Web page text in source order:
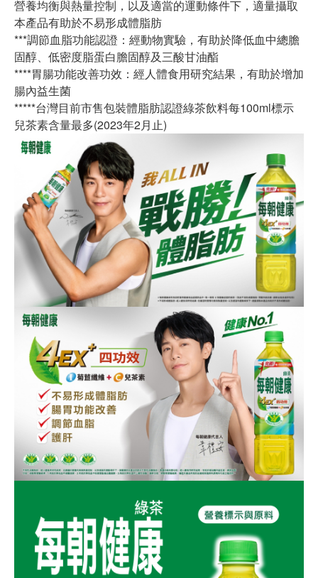
營養均衡與熱量控制，以及適當的運動條件下，適量攝取
本產品有助於不易形成體脂肪
***調節血脂功能認證：經動物實驗，有助於降低血中總膽
固醇、低密度脂蛋白膽固醇及三酸甘油酯
****胃腸功能改善功效：經人體食用研究結果，有助於增加
腸內益生菌
*****台灣目前市售包裝體脂肪認證綠茶飲料每100ml標示
兒茶素含量最多(2023年2月止)